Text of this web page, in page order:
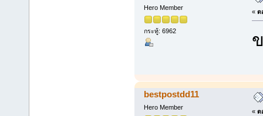
Hero Member
กระทู้: 6962
« ต
bestpostdd11
Hero Member
« ต